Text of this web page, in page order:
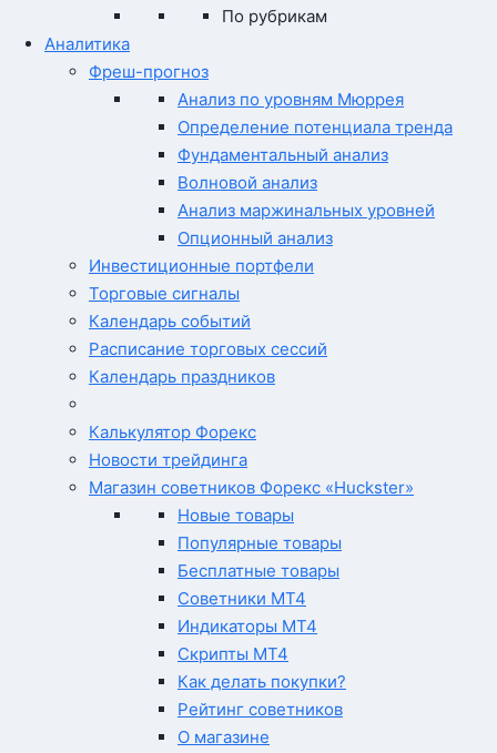
По рубрикам
Аналитика
Фреш-прогноз
Анализ по уровням Мюррея
Определение потенциала тренда
Фундаментальный анализ
Волновой анализ
Анализ маржинальных уровней
Опционный анализ
Инвестиционные портфели
Торговые сигналы
Календарь событий
Расписание торговых сессий
Календарь праздников
Калькулятор Форекс
Новости трейдинга
Магазин советников Форекс «Huckster»
Новые товары
Популярные товары
Бесплатные товары
Советники MT4
Индикаторы MT4
Скрипты MT4
Как делать покупки?
Рейтинг советников
О магазине